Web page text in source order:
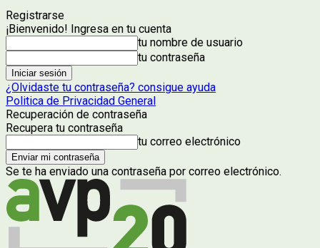
Registrarse
¡Bienvenido! Ingresa en tu cuenta
tu nombre de usuario
tu contraseña
¿Olvidaste tu contraseña? consigue ayuda
Politica de Privacidad General
Recuperación de contraseña
Recupera tu contraseña
tu correo electrónico
Se te ha enviado una contraseña por correo electrónico.